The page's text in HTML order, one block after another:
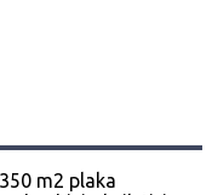
m2 plaka